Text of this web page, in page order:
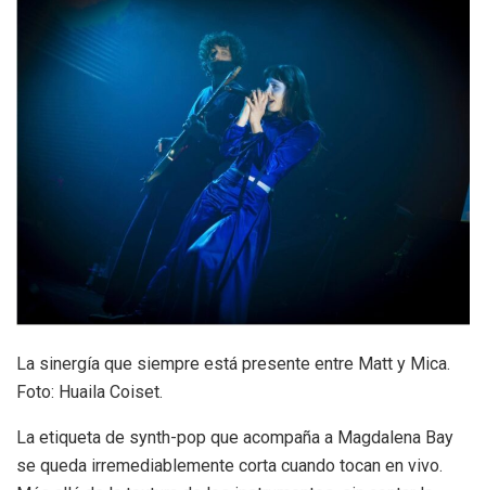
La sinergía que siempre está presente entre Matt y Mica.
Foto: Huaila Coiset.
La etiqueta de synth-pop que acompaña a Magdalena Bay
se queda irremediablemente corta cuando tocan en vivo.